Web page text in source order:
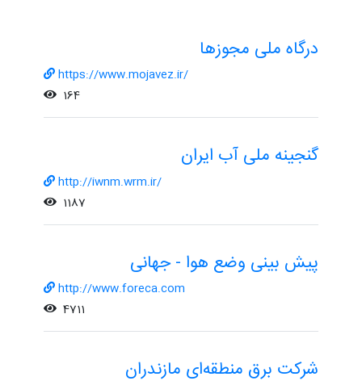
درگاه ملی مجوزها
https://www.mojavez.ir/
164
گنجینه ملی آب ایران
http://iwnm.wrm.ir/
1187
پیش بینی وضع هوا - جهانی
http://www.foreca.com
4711
شرکت برق منطقه‌ای مازندران